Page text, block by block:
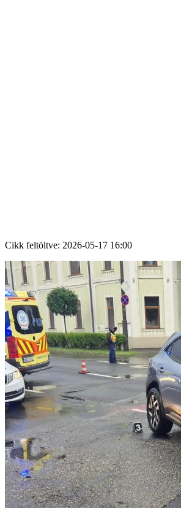
Cikk feltöltve: 2026-05-17 16:00